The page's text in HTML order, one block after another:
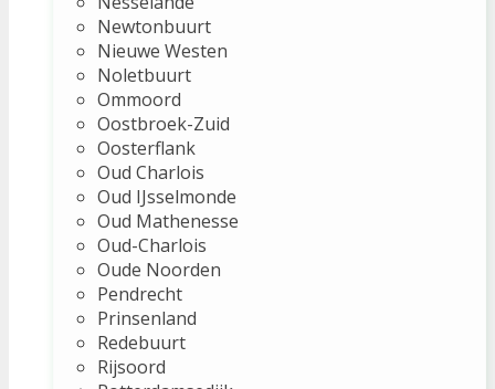
Newtonbuurt
Nieuwe Westen
Noletbuurt
Ommoord
Oostbroek-Zuid
Oosterflank
Oud Charlois
Oud IJsselmonde
Oud Mathenesse
Oud-Charlois
Oude Noorden
Pendrecht
Prinsenland
Redebuurt
Rijsoord